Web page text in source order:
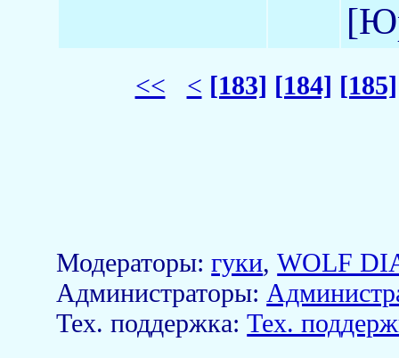
<< < [183] [184] [185]
Модераторы:гуки,WOLF
Aдминистраторы:
Тех. поддержка:Тех.